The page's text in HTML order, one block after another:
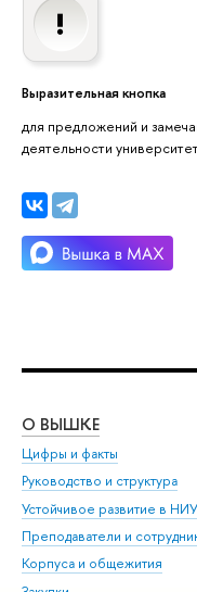
Выразительная кнопка
для предложений и
деятельности
О ВЫШКЕ
Цифры и факты
Руководство и структура
Устойчивое развитие в
Преподаватели и
Корпуса и общежития